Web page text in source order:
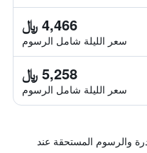
4,466 ﷼
سعر الليلة شامل الرسوم
5,258 ﷼
سعر الليلة شامل الرسوم
والرسوم المستحقة عند